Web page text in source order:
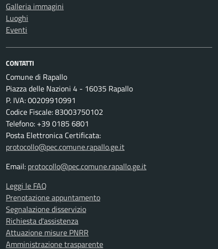
Galleria immagini
Luoghi
Eventi
CONTATTI
Comune di Rapallo
Piazza delle Nazioni 4 - 16035 Rapallo
P. IVA: 00209910991
Codice Fiscale: 83003750102
Telefono: +39 0185 6801
Posta Elettronica Certificata:
protocollo@pec.comune.rapallo.ge.it
Email: protocollo@pec.comune.rapallo.ge.it
Leggi le FAQ
Prenotazione appuntamento
Segnalazione disservizio
Richiesta d'assistenza
Attuazione misure PNRR
Amministrazione trasparente